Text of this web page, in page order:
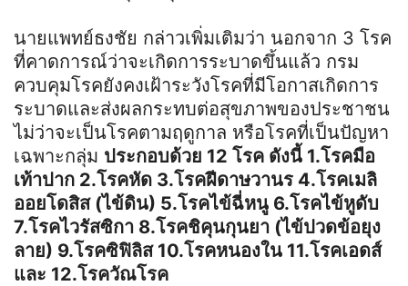
นายแพทย์ธงชัย กล่าวเพิ่มเติมว่า นอกจาก 3 โรค
ที่คาดการณ์ว่าจะเกิดการระบาดขึ้นแล้ว กรม
ควบคุมโรคยังคงเฝ้าระวังโรคที่มีโอกาสเกิดการ
ระบาดและส่งผลกระทบต่อสุขภาพของประชาชน
ไม่ว่าจะเป็นโรคตามฤดูกาล หรือโรคที่เป็นปัญหา
เฉพาะกลุ่ม ประกอบด้วย 12 โรค ดังนี้ 1.โรคมือ
เท้าปาก 2.โรคหัด 3.โรคฝีดาษวานร 4.โรคเมลิ
ออยโดสิส (ไข้ดิน) 5.โรคไข้ฉี่หนู 6.โรคไข้หูดับ
7.โรคไวรัสซิกา 8.โรคชิคุนกุนยา (ไข้ปวดข้อยุง
ลาย) 9.โรคซิฟิลิส 10.โรคหนองใน 11.โรคเอดส์
และ 12.โรควัณโรค